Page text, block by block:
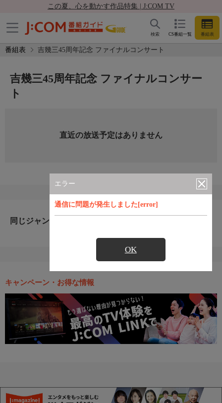
この夏、心を動かす作品特集 | J:COM TV
CS番組一覧 番組表
検索
番組表 吉幾三45周年記念 ファイナルコンサート
エラー
通信に問題が発生しました[error]
OK
吉幾三45周年記念 ファイナルコンサー
ト
直近の放送予定はありません
同じジャンルのおすすめ番組
キャンペーン・お得な情報